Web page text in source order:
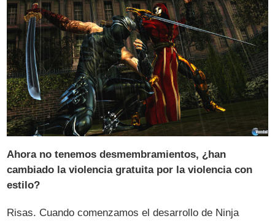
Ahora no tenemos desmembramientos, ¿han
cambiado la violencia gratuita por la violencia con
estilo?
Risas. Cuando comenzamos el desarrollo de Ninja